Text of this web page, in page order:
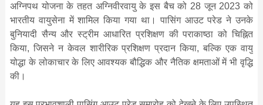
अग्निपथ योजना के तहत अग्निवीरवायु के इस बैच को 28 जून 2023 को
भारतीय वायुसेना में शामिल किया गया था। पासिंग आउट परेड ने उनके
बुनियादी सैन्य और स्ट्रीम आधारित प्रशिक्षण की पराकाष्ठा को चिह्नित
किया, जिसने न केवल शारीरिक प्रशिक्षण प्रदान किया, बल्कि एक वायु
योद्धा के लोकाचार के लिए आवश्यक बौद्धिक और नैतिक क्षमताओं में भी वृद्धि
की।